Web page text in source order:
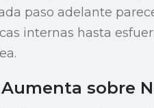
paso adelante
internas hasta
sobre